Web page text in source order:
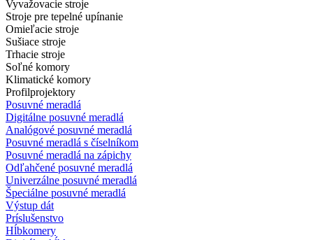
Vyvažovacie stroje
Stroje pre tepelné upínanie
Omieľacie stroje
Sušiace stroje
Trhacie stroje
Soľné komory
Klimatické komory
Profilprojektory
Posuvné meradlá
Digitálne posuvné meradlá
Analógové posuvné meradlá
Posuvné meradlá s číselníkom
Posuvné meradlá na zápichy
Odľahčené posuvné meradlá
Univerzálne posuvné meradlá
Špeciálne posuvné meradlá
Výstup dát
Príslušenstvo
Hĺbkomery